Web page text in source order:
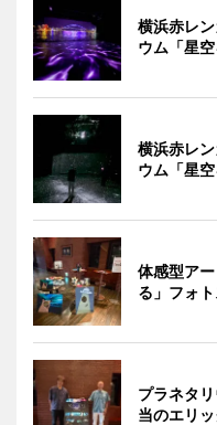
横浜赤レ
ウム「星
横浜赤レ
ウム「星
体感型ア
る」フォ
プラネタ
当のエリ